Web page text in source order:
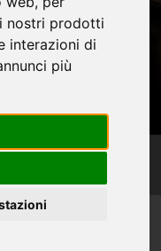
nostri prodotti
interazioni di
più